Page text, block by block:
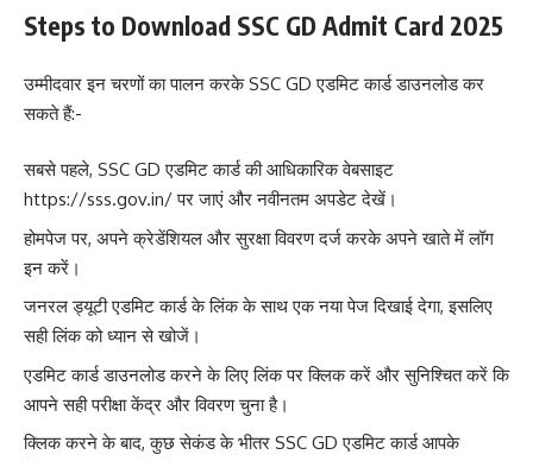
Steps to Download SSC GD Admit Card 2025
उम्मीदवार इन चरणों का पालन करके SSC GD एडमिट कार्ड डाउनलोड कर
सकते हैं:-
सबसे पहले, SSC GD एडमिट कार्ड की आधिकारिक वेबसाइट
https://sss.gov.in/ पर जाएं और नवीनतम अपडेट देखें।
होमपेज पर, अपने क्रेडेंशियल और सुरक्षा विवरण दर्ज करके अपने खाते में लॉग
इन करें।
जनरल ड्यूटी एडमिट कार्ड के लिंक के साथ एक नया पेज दिखाई देगा, इसलिए
सही लिंक को ध्यान से खोजें।
एडमिट कार्ड डाउनलोड करने के लिए लिंक पर क्लिक करें और सुनिश्चित करें कि
आपने सही परीक्षा केंद्र और विवरण चुना है।
क्लिक करने के बाद, कुछ सेकंड के भीतर SSC GD एडमिट कार्ड आपके